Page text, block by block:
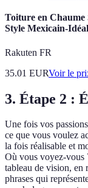
Toiture en Chaume
Style Mexicain-
Rakuten FR
35.01 EURVoir le
3. Étape 2 :
Une fois vos
ce que vous voulez
la fois réalisable et
Où vous voyez-vous
tableau de vision, en
phrases qui